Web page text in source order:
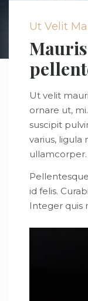
Ut Velit
Ut velit
ornare ut,
suscipit
varius, ligula
ullamcorper.
id felis.
Integer quis